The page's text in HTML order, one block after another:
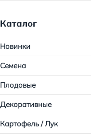
Каталог
Новинки
Семена
Плодовые
Декоративные
Картофель / Лук